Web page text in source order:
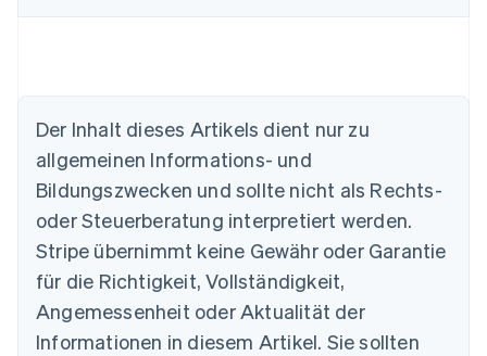
Der Inhalt dieses Artikels dient nur zu
allgemeinen Informations- und
Bildungszwecken und sollte nicht als Rechts-
oder Steuerberatung interpretiert werden.
Stripe übernimmt keine Gewähr oder Garantie
für die Richtigkeit, Vollständigkeit,
Angemessenheit oder Aktualität der
Informationen in diesem Artikel. Sie sollten
Australien
English
Belgien
Brasilien
PortuguêsEnglish
Bulgarien
English
Dänemark
English